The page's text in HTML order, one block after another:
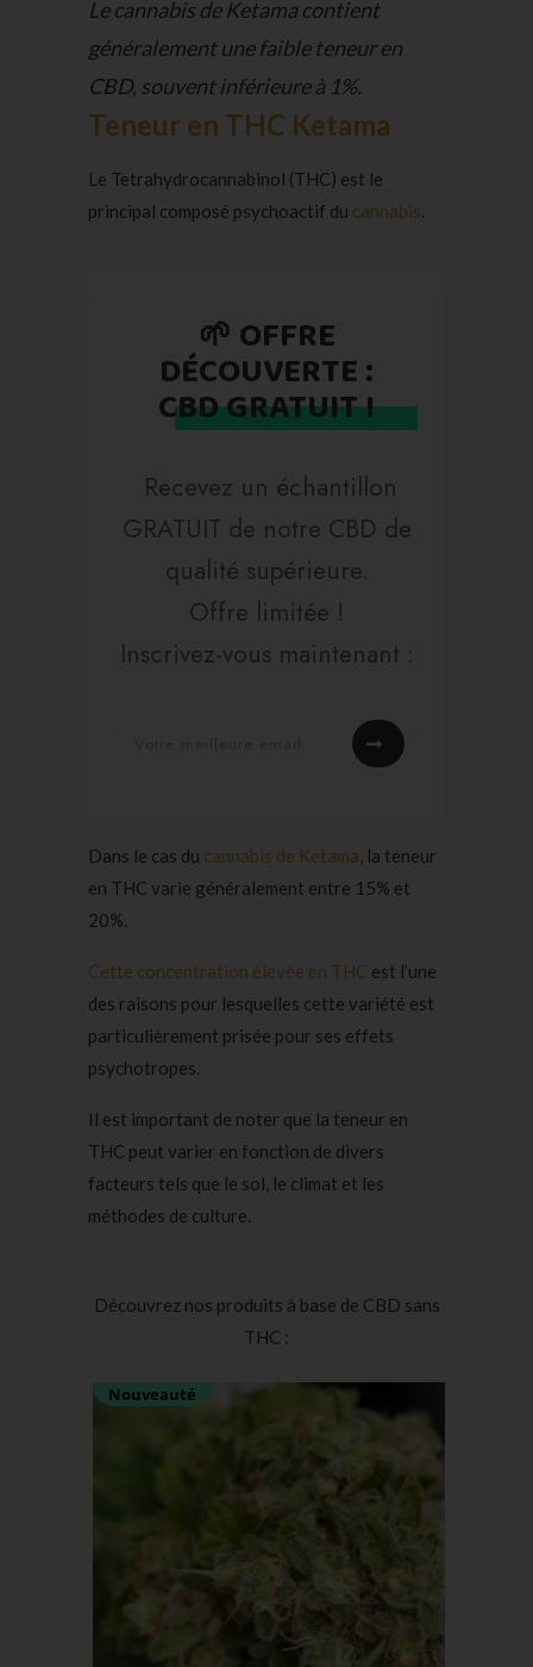
Le cannabis de Ketama contient
généralement une faible teneur en
CBD, souvent inférieure à 1%.
Teneur en THC Ketama
Le Tetrahydrocannabinol (THC) est le
principal composé psychoactif du cannabis.
🌱 OFFRE
DÉCOUVERTE :
CBD GRATUIT !
Recevez un échantillon
GRATUIT de notre CBD de
qualité supérieure.
Offre limitée !
Inscrivez-vous maintenant :
Dans le cas du cannabis de Ketama, la teneur
en THC varie généralement entre 15% et
20%.
Cette concentration élevée en THC est l’une
des raisons pour lesquelles cette variété est
particulièrement prisée pour ses effets
psychotropes.
Il est important de noter que la teneur en
THC peut varier en fonction de divers
facteurs tels que le sol, le climat et les
méthodes de culture.
Découvrez nos produits à base de CBD sans
THC :
Nouveauté